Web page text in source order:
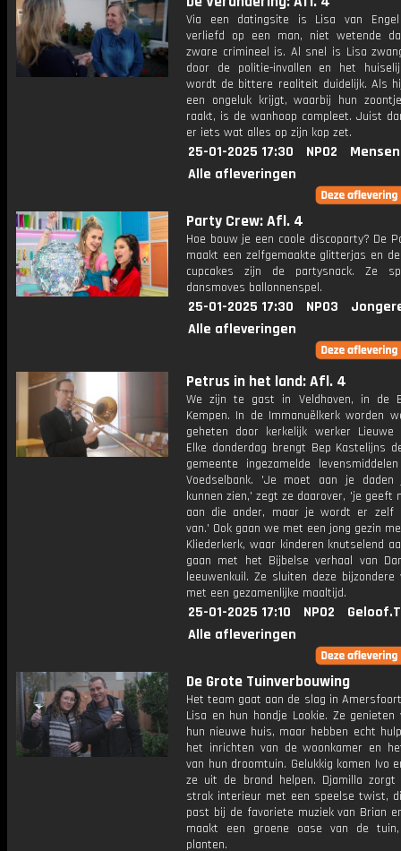
Via een datingsite is Lisa van
verliefd op een man, niet wetende
zware crimineel is. Al snel is Lisa
door de politie-invallen en het
wordt de bittere realiteit duidelijk. Als
een ongeluk krijgt, waarbij hun
raakt, is de wanhoop compleet. Juist
er iets wat alles op zijn kop zet.
25-01-2025 17:30 NPO2
Alle afleveringen
Party Crew: Afl. 4
Hoe bouw je een coole discoparty? De
maakt een zelfgemaakte glitterjas en
cupcakes zijn de partysnack. Ze
dansmoves ballonnenspel.
25-01-2025 17:30 NPO3
Alle afleveringen
Petrus in het land: Afl. 4
We zijn te gast in Veldhoven, in de
Kempen. In de Immanuëlkerk worden
geheten door kerkelijk werker Lieuwe
Elke donderdag brengt Bep Kastelijns
gemeente ingezamelde
Voedselbank. 'Je moet aan je daden
kunnen zien,' zegt ze daarover, 'je geeft
aan die ander, maar je wordt er zelf
van.' Ook gaan we met een jong gezin
Kliederkerk, waar kinderen knutselend
gaan met het Bijbelse verhaal van
leeuwenkuil. Ze sluiten deze
met een gezamenlijke maaltijd.
25-01-2025 17:10 NPO2
Alle afleveringen
De Grote Tuinverbouwing
Het team gaat aan de slag in
Lisa en hun hondje Lookie. Ze genieten
hun nieuwe huis, maar hebben echt
het inrichten van de woonkamer en
van hun droomtuin. Gelukkig komen Ivo
ze uit de brand helpen. Djamilla zorgt
strak interieur met een speelse twist,
past bij de favoriete muziek van Brian
maakt een groene oase van de
planten.